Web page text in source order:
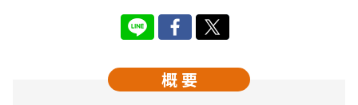
マーケット情報TOP
マーケット指数
資産形成ポータルTOP
概 要